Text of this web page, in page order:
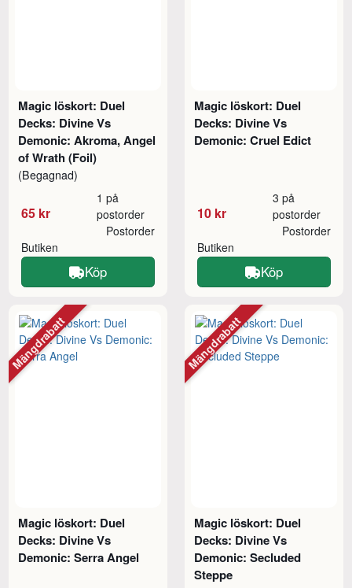
Magic löskort: Duel
Decks: Divine Vs
Demonic: Akroma, Angel
of Wrath (Foil)
(Begagnad)
65 kr
1 på
postorder
Butiken
Postorder
Köp
Magic löskort: Duel
Decks: Divine Vs
Demonic: Cruel Edict
10 kr
3 på
postorder
Butiken
Postorder
Köp
Magic löskort: Duel
Decks: Divine Vs
Demonic: Serra Angel
Mängdrabatt
Magic löskort: Duel
Decks: Divine Vs
Demonic: Secluded
Steppe
Mängdrabatt